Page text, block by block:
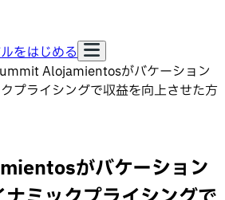
をはじめる
Alojamientosがバケーション
プライシングで収益を向上させた方
がバケーション